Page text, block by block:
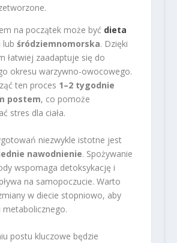
na początek może być dieta
lub śródziemnomorska. Dzięki
łatwiej zaadaptuje się do
okresu warzywno-owocowego.
ten proces 1–2 tygodnie
postem, co pomoże
stres dla ciała.
niezwykle istotne jest
nawodnienie. Spożywanie
wspomaga detoksykację i
na samopoczucie. Warto
w diecie stopniowo, aby
metabolicznego.
postu kluczowe będzie